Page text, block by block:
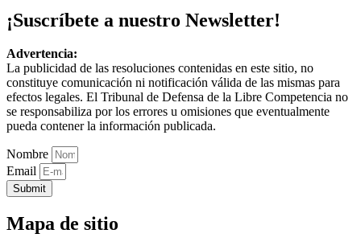
¡Suscríbete a nuestro Newsletter!
Advertencia:
La publicidad de las resoluciones contenidas en este sitio, no
constituye comunicación ni notificación válida de las mismas para
efectos legales. El Tribunal de Defensa de la Libre Competencia no
se responsabiliza por los errores u omisiones que eventualmente
pueda contener la información publicada.
Nombre
Email
Submit
Mapa de sitio